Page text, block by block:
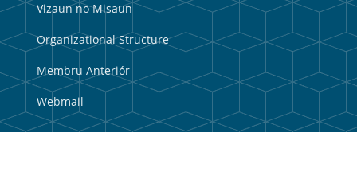
Vizaun no Misaun
Organizational Structure
Membru Anteriór
Webmail